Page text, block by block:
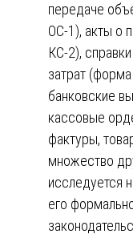
передаче
ОС-1), акты о
КС-2),
затрат
банковские
кассовые
фактуры,
множество
исследуется
его